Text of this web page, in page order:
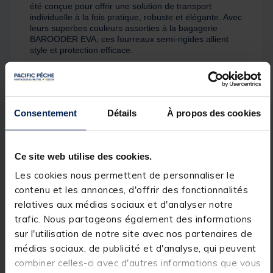
Consentement Détails À propos des cookies
Ce site web utilise des cookies.
Les cookies nous permettent de personnaliser le
contenu et les annonces, d'offrir des fonctionnalités
relatives aux médias sociaux et d'analyser notre
trafic. Nous partageons également des informations
sur l'utilisation de notre site avec nos partenaires de
médias sociaux, de publicité et d'analyse, qui peuvent
combiner celles-ci avec d'autres informations que vous
été conçue pour offrir une solution de transport
individuelle à la fois pratique, robuste et élégante. Avec
leurs superbes couleurs assorties à la bagagerie
BAROODER EVA, ces fourreaux semi-rigides allient
style et protection efficace.
excellente étanchéité et protègent parfaitement votre
matériel contre la pluie et l’humidité. Une grille de
l’aération intérieure et d’évacuer l’humidité après vos
Chaque fourreau est conçu pour accueillir 1 canne
feeder ou anglaise montée avec son moulinet, en toute
sécurité. Disponibles en 4 tailles différentes, ils
couvrent toutes les longueurs de cannes du marché.
Livrés avec une sangle bandoulière équipée de
mousquetons, ces fourreaux permettent également de